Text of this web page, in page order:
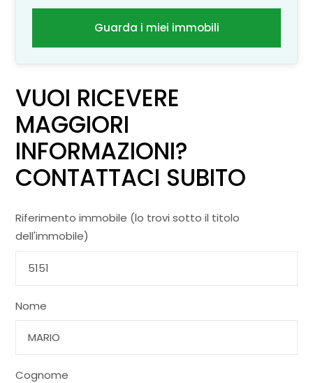
Guarda i miei immobili
VUOI RICEVERE
MAGGIORI
INFORMAZIONI?
CONTATTACI SUBITO
Riferimento immobile (lo trovi sotto il titolo
dell'immobile)
Nome
Cognome